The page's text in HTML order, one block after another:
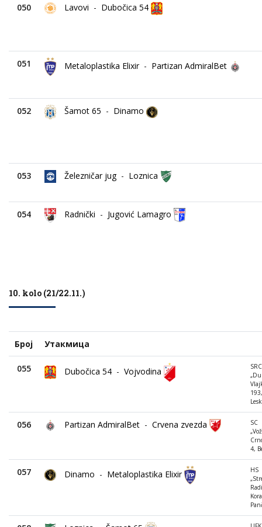
050 Lavovi - Dubočica 54
051 Metaloplastika Elixir - Partizan AdmiralBet
052 Šamot 65 - Dinamo
053 Železničar jug - Loznica
054 Radnički - Jugović Lamagro
10. kolo (21/22.11.)
Број Утакмица
055 Dubočica 54 - Vojvodina
SRC
193,
056 Partizan AdmiralBet - Crvena zvezda
SC
4,
057 Dinamo - Metaloplastika Elixir
HS